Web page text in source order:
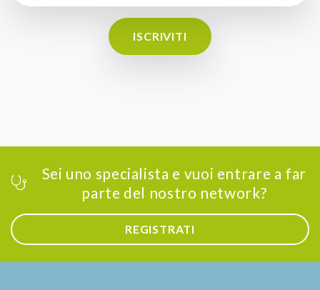
ISCRIVITI
Sei uno specialista e vuoi entrare a far
parte del nostro network?
REGISTRATI